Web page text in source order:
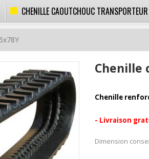
CHENILLE CAOUTCHOUC TRANSPORTEUR
Chenille
Chenille
- Livraison
Dimension